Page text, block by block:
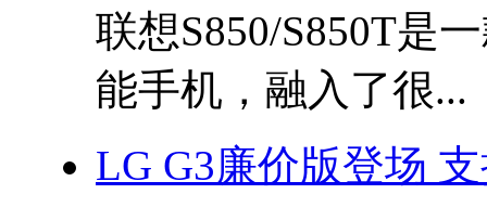
联想S850/S850T是
能手机，融入了很...
LG G3廉价版登场